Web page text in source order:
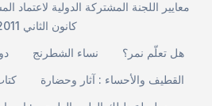
معايير اللجنة المشتركة الدولية لاعتماد
كانون الثاني 2011)
نساء الشطرنج
هل تعلّم نمر؟
القطيف والأحساء : آثار وحضارة